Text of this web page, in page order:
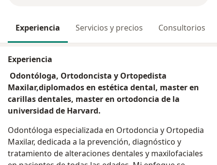
Experiencia Servicios y precios Consultorios
Experiencia
Odontóloga, Ortodoncista y Ortopedista
Maxilar,diplomados en estética dental, master en
carillas dentales, master en ortodoncia de la
universidad de Harvard.
Odontóloga especializada en Ortodoncia y Ortopedia
Maxilar, dedicada a la prevención, diagnóstico y
tratamiento de alteraciones dentales y maxilofaciales